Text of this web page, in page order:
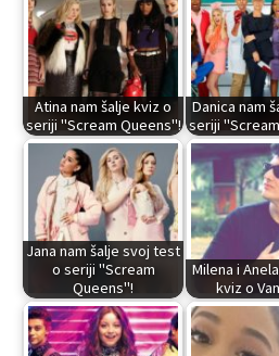
Atina nam šalje kviz o
seriji "Scream Queens"!
Danica nam
seriji
Jana nam šalje svoj test
o seriji "Scream
Queens"!
Milena i
kviz o